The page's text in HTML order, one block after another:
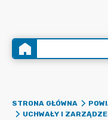
STRONA GŁÓWNA
UCHWAŁY I